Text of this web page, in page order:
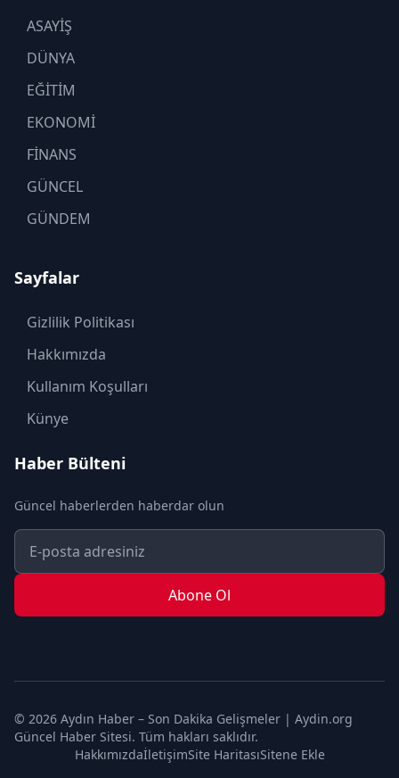
ASAYİŞ
DÜNYA
EĞİTİM
EKONOMİ
FİNANS
GÜNCEL
GÜNDEM
KÜLTÜR SANAT
MAGAZİN
MODA
OTOMOBİL
POLİTİKA
SON DAKİKA
SPOR
TURİZM
Sayfalar
Gizlilik Politikası
Hakkımızda
Kullanım Koşulları
Künye
Haber Bülteni
Güncel haberlerden haberdar olun
Abone Ol
© 2026 Aydın Haber – Son Dakika Gelişmeler | Aydin.org
Güncel Haber Sitesi. Tüm hakları saklıdır.
HakkımızdaİletişimSite HaritasıSitene Ekle